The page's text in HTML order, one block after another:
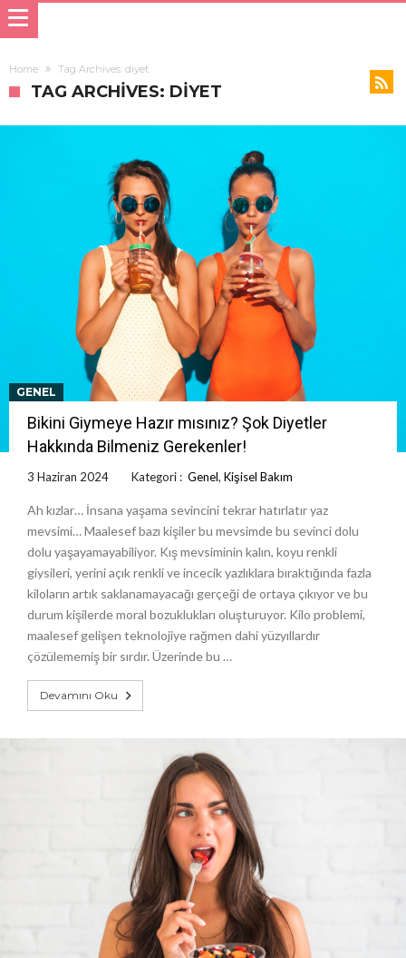
Home Tag Archives: diyet
TAG ARCHIVES: DIYET
GENEL
Bikini Giymeye Hazır mısınız? Şok Diyetler
Hakkında Bilmeniz Gerekenler!
3 Haziran 2024 Kategori : Genel, Kişisel Bakım
Ah kızlar… İnsana yaşama sevincini tekrar hatırlatır yaz
mevsimi… Maalesef bazı kişiler bu mevsimde bu sevinci dolu
dolu yaşayamayabiliyor. Kış mevsiminin kalın, koyu renkli
giysileri, yerini açık renkli ve incecik yazlıklara bıraktığında fazla
kiloların artık saklanamayacağı gerçeği de ortaya çıkıyor ve bu
durum kişilerde moral bozuklukları oluşturuyor. Kilo problemi,
maalesef gelişen teknolojiye rağmen dahi yüzyıllardır
çözülememiş bir sırdır. Üzerinde bu …
Devamını Oku